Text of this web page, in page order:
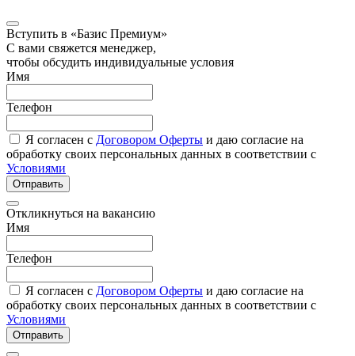
Вступить в «Базис Премиум»
С вами свяжется менеджер,
чтобы обсудить индивидуальные условия
Имя
Телефон
Я согласен с Договором Оферты и даю согласие на
обработку своих персональных данных в соответствии с
Условиями
Отправить
Откликнуться на вакансию
Имя
Телефон
Я согласен с Договором Оферты и даю согласие на
обработку своих персональных данных в соответствии с
Условиями
Отправить